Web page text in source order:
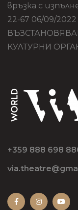
връзка с
22-67 06/09/
КУЛТУРНИ
+359 888 698